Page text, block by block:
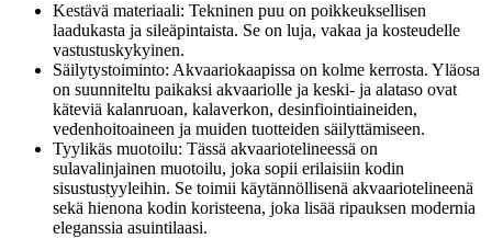
Kestävä materiaali: Tekninen puu on poikkeuksellisen
laadukasta ja sileäpintaista. Se on luja, vakaa ja kosteudelle
vastustuskykyinen.
Säilytystoiminto: Akvaariokaapissa on kolme kerrosta. Yläosa
on suunniteltu paikaksi akvaariolle ja keski- ja alataso ovat
käteviä kalanruoan, kalaverkon, desinfiointiaineiden,
vedenhoitoaineen ja muiden tuotteiden säilyttämiseen.
Tyylikäs muotoilu: Tässä akvaariotelineessä on
sulavalinjainen muotoilu, joka sopii erilaisiin kodin
sisustustyyleihin. Se toimii käytännöllisenä akvaariotelineenä
sekä hienona kodin koristeena, joka lisää ripauksen modernia
eleganssia asuintilaasi.